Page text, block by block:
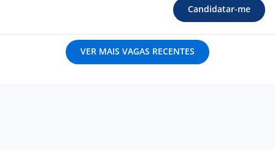
Candidatar-me
VER MAIS VAGAS RECENTES